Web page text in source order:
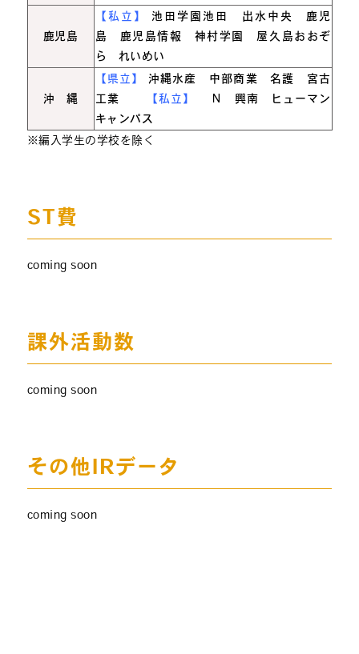
鹿児島
【私立】
池田学園池田 出水中央 鹿児
島 鹿児島情報 神村学園 屋久島おおぞ
ら れいめい
沖 縄
【県立】
沖縄水産 中部商業 名護 宮古
工業
【私立】
Ｎ 興南 ヒューマン
キャンパス
※編入学生の学校を除く
ST費
coming soon
課外活動数
coming soon
その他IRデータ
coming soon